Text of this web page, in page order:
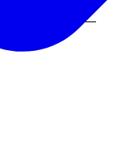
ンクします）